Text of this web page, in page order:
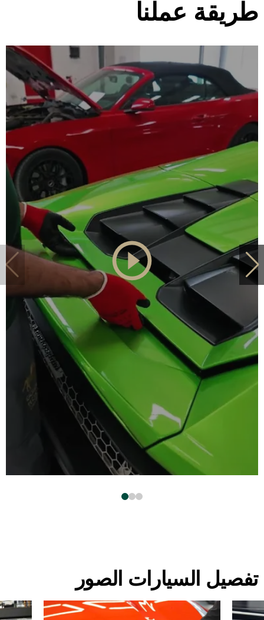
طريقة عملنا
تفصيل السيارات الصور